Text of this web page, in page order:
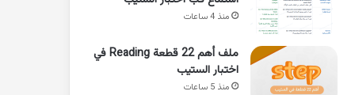
منذ 4 ساعات
ملف أهم 22 قطعة Reading في
اختبار الستيب
منذ 5 ساعات